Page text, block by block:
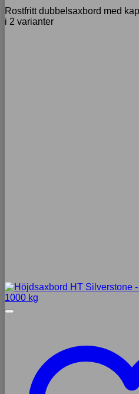
Rostfritt dubbelsaxbord med
i 2 varianter